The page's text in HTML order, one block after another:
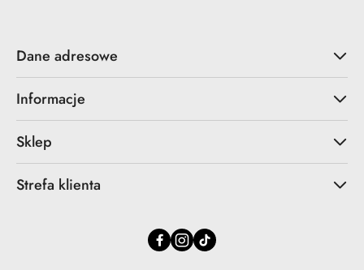
Dane adresowe
Informacje
Sklep
Strefa klienta